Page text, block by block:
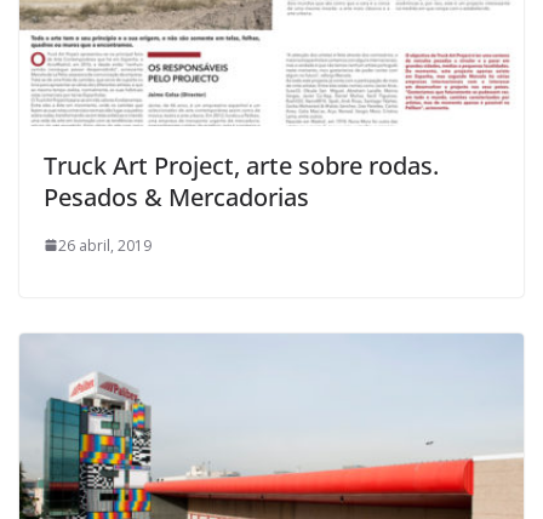
Truck Art Project, arte sobre rodas.
Pesados & Mercadorias
26 abril, 2019